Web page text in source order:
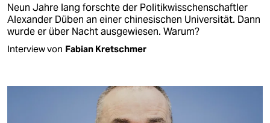
Neun Jahre lang forschte der Politikwisschenschaftler
Alexander Düben an einer chinesischen Universität. Dann
wurde er über Nacht ausgewiesen. Warum?
Interview von Fabian Kretschmer